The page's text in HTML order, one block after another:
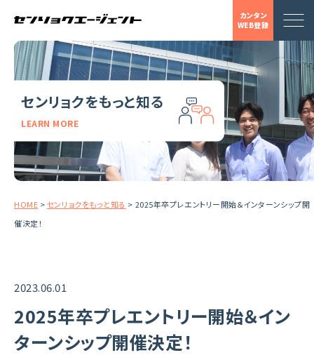
カンタン
WEB登録
センリョクをもっと知る
LEARN MORE
HOME >センリョクをもっと知る > 2025年卒プレエントリー開始＆インターンシップ開
催決定！
2023.06.01
2025年卒プレエントリー開始＆イン
ターンシップ開催決定！